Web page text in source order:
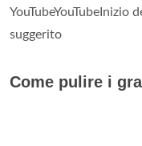
YouTubeYouTubeInizio
suggerito
Come pulire i